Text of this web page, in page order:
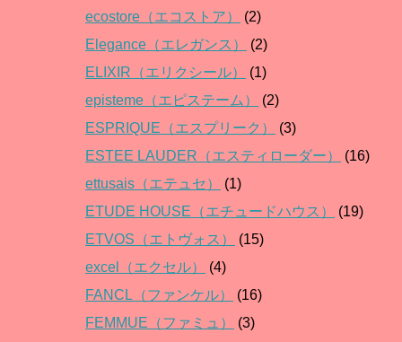
ecostore（エコストア）
(2)
Elegance（エレガンス）
(2)
ELIXIR（エリクシール）
(1)
episteme（エピステーム）
(2)
ESPRIQUE（エスプリーク）
(3)
ESTEE LAUDER（エスティローダー）
(16)
ettusais（エテュセ）
(1)
ETUDE HOUSE（エチュードハウス）
(19)
ETVOS（エトヴォス）
(15)
excel（エクセル）
(4)
FANCL（ファンケル）
(16)
FEMMUE（ファミュ）
(3)